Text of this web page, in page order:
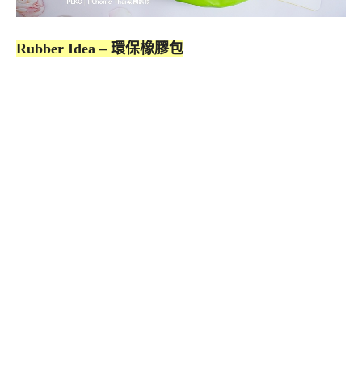
Rubber Idea – 環保橡膠包